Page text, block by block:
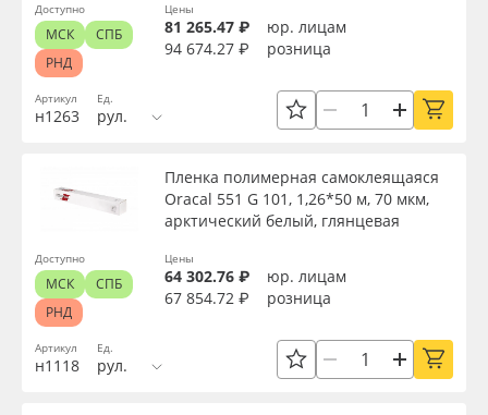
Oracal 641
Orajet 3640
Плёнка монтажная Oratape
Вспененный ПВХ
Баннер
Клей
Текстура
Тип печати
Срок эксплуатации, лет
Артикул
н1263
Ед.
рул.
Цены
81 265.47 ₽
юр. лицам
94 674.27 ₽
розница
Доступно
МСК
СПБ
РНД
Артикул
н1118
Пленка полимерная самоклеящаяся
Oracal 551 G 101, 1,26*50 м, 70 мкм,
арктический белый, глянцевая
Ед.
рул.
Цены
64 302.76 ₽
юр. лицам
67 854.72 ₽
розница
Доступно
МСК
СПБ
РНД